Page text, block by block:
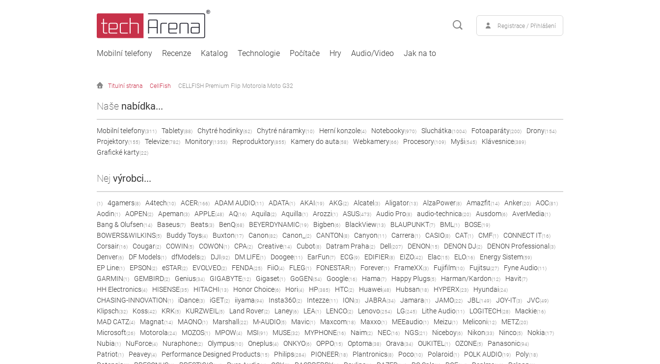
Registrace / Přihlášení
Mobilní telefony Recenze Katalog Technologie Počítače Hry Audio/Video Jak na to
Titulní strana CellFish CELLFISH Premium Flip Motorola Moto G32
Naše nabídka...
Mobilní telefony(311) Tablety(88) Chytré hodinky(62) Chytré náramky(10) Herní konzole(4) Notebooky(970) Sluchátka(1004) Fotoaparáty(200) Drony(154)
Projektory(155) Televize(782) Monitory(1353) Reproduktory(855) Kamery do auta(58) Webkamery(66) Procesory(109) Myši(545) Klávesnice(389)
Grafické karty(22)
Nej výrobci...
(1) 4gamers(8) A4tech(10) ACER(166) ADAM AUDIO(11) ADATA(1) AKAI(19) AKG(2) Alcatel (3) Aligator(13) AlzaPower(8) Amazfit(14) Anker(20) AOC(81)
Aodin(1) AOPEN(2) Apeman(3) APPLE(48) AQ(16) Aquila(2) Aquilla(1) Arozzi(1) ASUS(473) Audio Pro(8) audio-technica(20) Ausdom(6) AverMedia(1)
Bang & Olufsen(14) Baseus(7) Beats(3) BenQ(68) BEYERDYNAMIC(19) Bigben(6) BlackView(13) BLAUPUNKT(7) BML(1) BOSE(19)
BOWERS&WILKINS(5) Buddy Toys(4) Buxton(17) Canon(82) Canon_ (2) CANTON(8) Canyon(11) Carrera(1) CASIO(8) CAT(1) CMF(1) CONNECT IT(16)
Corsair(16) Cougar(2) COWIN(5) COWON(1) CPA(2) Creative(14) Cubot(8) Datram Praha(2) Dell (207) DENON(15) DENON DJ(2) DENON Professional (3)
Denver(6) DF Models(1) dfModels(2) DJI(92) DM.LIFE(1) Doogee(11) EarFun(7) ECG(9) EDIFIER(8) EIZO(42) Elac(15) ELO(16) Energy Sistem(59)
EP Line(1) EPSON(2) eSTAR(2) EVOLVEO(2) FENDA(25) FiiO(4) FLEG(1) FONESTAR(1) Forever(1) FrameXX(3) Fujifilm(10) Fujitsu(27) Fyne Audio(11)
GARMIN(1) GEMBIRD(2) Genius(34) GIGABYTE(12) Gigaset(1) GoGEN(54) Google(16) Hama(7) Happy Plugs(5) Harman/Kardon(12) Havit(7)
HH Electronics(4) HISENSE(35) HITACHI(13) Honor Choice(6) Hori(4) HP(385) HTC(2) Huawei(48) Hubsan(18) HYPERX(23) Hyundai(24)
CHASING-INNOVATION(1) iDance(3) iGET(2) iiyama(94) Insta360(2) Intezze(11) ION(3) JABRA(34) Jamara(1) JAMO(22) JBL(149) JOY-IT(3) JVC(49)
Klipsch(32) Koss(42) KRK(5) KURZWEIL(5) Land Rover(2) Laney(6) LEA(1) LENCO(2) Lenovo(254) LG(245) Lithe Audio(11) LOGITECH(28) Mackie(16)
MAD CATZ(4) Magnat(14) MAONO(1) Marshall (22) M-AUDIO(5) Mavic(1) Maxcom(18) Maxxo(1) MEEaudio(1) Meizu(1) Meliconi(12) METZ(20)
Microsoft(26) Motorola(24) MOZOS(1) MPOW(4) MSI(91) MUSE(32) MYPHONE(16) Naim(2) NEC(16) NGS(21) Niceboy(6) Nikon(33) Ninco(5) Nokia(17)
Nubia(1) NuForce(4) Nuraphone(2) Olympus(10) Oneplus(4) ONKYO(6) OPPO(15) Optoma(38) Orava(34) OUKITEL(1) OZONE(5) Panasonic(94)
Patriot(1) Peavey(4) Performance Designed Products(15) Philips(284) PIONEER(18) Plantronics(8) Poco(10) Polaroid(1) POLK AUDIO(19) Poly(18)